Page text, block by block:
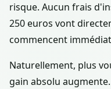
risque. Aucun frais
250 euros vont
commencent
Naturellement, plus
gain absolu